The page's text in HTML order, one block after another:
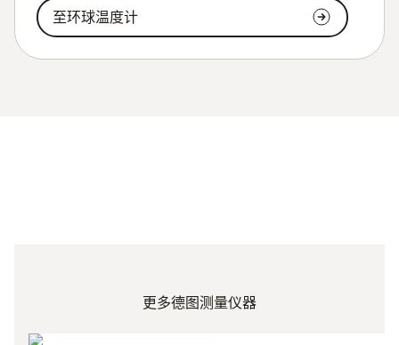
至环球温度计
更多德图测量仪器